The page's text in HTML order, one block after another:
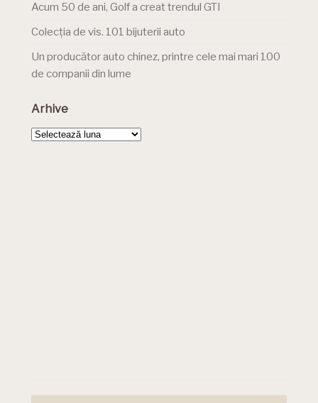
Acum 50 de ani, Golf a creat trendul GTI
Colecția de vis. 101 bijuterii auto
Un producător auto chinez, printre cele mai mari 100
de companii din lume
Arhive
Arhive